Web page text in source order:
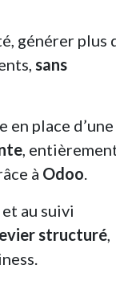
générer plus
sans
en place d’une
,
à Odoo.
au suivi
structuré,